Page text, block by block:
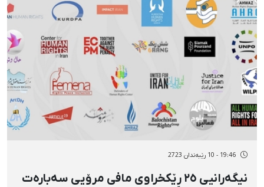
19:46 - 10 رێبەندان 2723
نیگەرانیی ٢٥ ڕێکخراوی مافی مرۆیی سەبارەت